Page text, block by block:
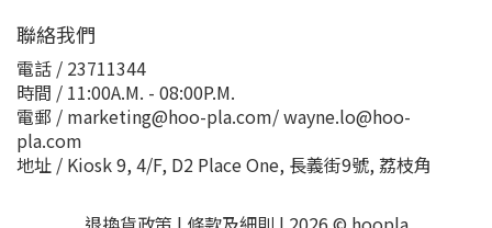
聯絡我們
電話 / 23711344
時間 / 11:00A.M. - 08:00P.M.
電郵 / marketing@hoo-pla.com/ wayne.lo@hoo-
pla.com
地址 / Kiosk 9, 4/F, D2 Place One, 長義街9號, 荔枝角